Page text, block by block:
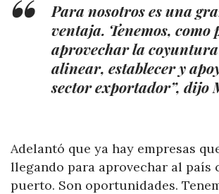
Para nosotros es una
ventaja. Tenemos, como
aprovechar la
alinear, establecer y
sector exportador”, dijo
Adelantó que ya hay empresas
llegando para aprovechar al país
puerto. Son oportunidades.